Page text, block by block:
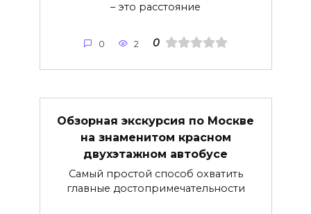
– это расстояние
0 2 0
Обзорная экскурсия по Москве
на знаменитом красном
двухэтажном автобусе
Самый простой способ охватить
главные достопримечательности